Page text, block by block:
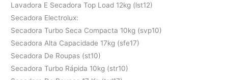
Lavadora E Secadora Top Load 12kg (lst12)
Secadora Electrolux:
Secadora Turbo Seca Compacta 10kg (svp10)
Secadora Alta Capacidade 17kg (sfe17)
Secadora De Roupas (st10)
Secadora Turbo Rápida 10kg (str10)